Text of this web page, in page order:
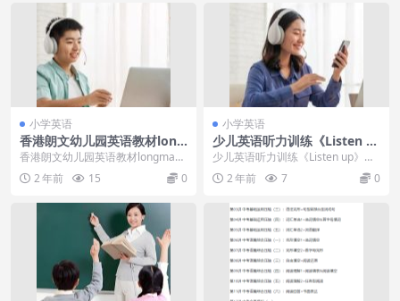
小学英语
香港朗文幼儿园英语教材long
man elect 幼儿1-6含白板软
香港朗文幼儿园英语教材longman
elect 幼儿1-6含白板软件（教材
+教...2 年前 15 0
小学英语
少儿英语听力训练《Listen u
p》专为5-11岁孩子设计
少儿英语听力训练《Listen up》专
为5-11岁孩子设计听在英语的听、
说、读...
2 年前 7 0